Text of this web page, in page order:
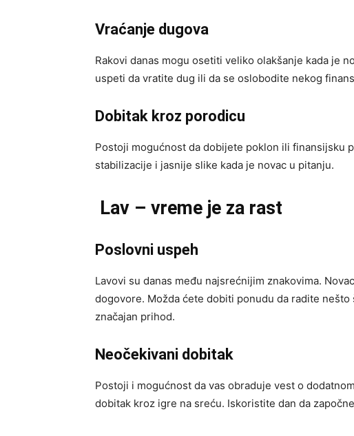
Vraćanje dugova
Rakovi danas mogu osetiti veliko olakšanje kada je
uspeti da vratite dug ili da se oslobodite nekog
Dobitak kroz porodicu
Postoji mogućnost da dobijete poklon ili finansijsku
stabilizacije i jasnije slike kada je novac u pitanju.
Lav – vreme je za rast
Poslovni uspeh
Lavovi su danas među najsrećnijim znakovima.
dogovore. Možda ćete dobiti ponudu da radite
značajan prihod.
Neočekivani dobitak
Postoji i mogućnost da vas obraduje vest o
dobitak kroz igre na sreću. Iskoristite dan da